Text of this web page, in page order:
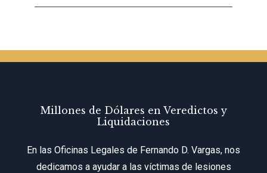
Millones de Dólares en Veredictos y
Liquidaciones
En las Oficinas Legales de Fernando D. Vargas, nos
dedicamos a ayudar a las víctimas de lesiones